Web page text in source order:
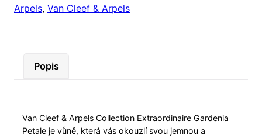
Arpels, Van Cleef & Arpels
Popis
Van Cleef & Arpels Collection Extraordinaire Gardenia
Petale je vůně, která vás okouzlí svou jemnou a